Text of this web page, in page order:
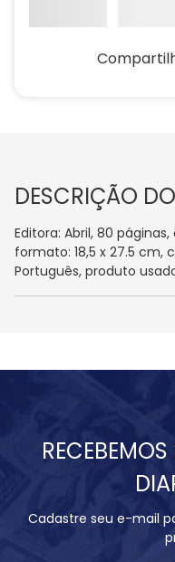
DESCRIÇÃO
Editora: Abril, 80
formato: 18,5 x 27.5 cm,
Português, produto
Cadastre seu e-mail